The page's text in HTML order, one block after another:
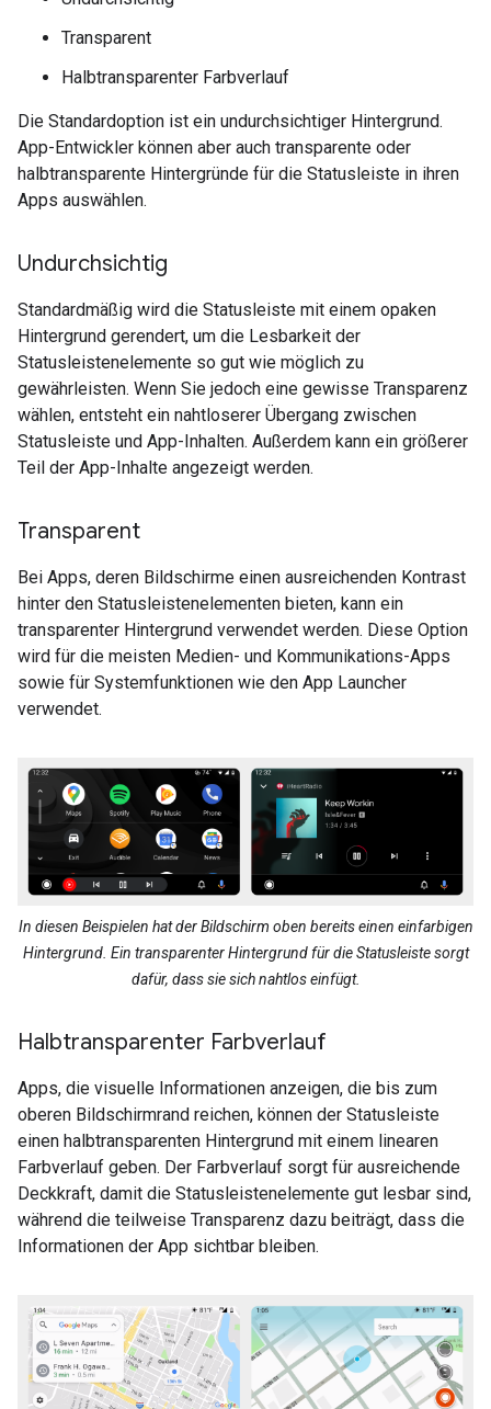
Transparent
Halbtransparenter Farbverlauf
Die Standardoption ist ein undurchsichtiger Hintergrund.
App-Entwickler können aber auch transparente oder
halbtransparente Hintergründe für die Statusleiste in ihren
Apps auswählen.
Undurchsichtig
Standardmäßig wird die Statusleiste mit einem opaken
Hintergrund gerendert, um die Lesbarkeit der
Statusleistenelemente so gut wie möglich zu
gewährleisten. Wenn Sie jedoch eine gewisse Transparenz
wählen, entsteht ein nahtloserer Übergang zwischen
Statusleiste und App-Inhalten. Außerdem kann ein größerer
Teil der App-Inhalte angezeigt werden.
Transparent
Bei Apps, deren Bildschirme einen ausreichenden Kontrast
hinter den Statusleistenelementen bieten, kann ein
transparenter Hintergrund verwendet werden. Diese Option
wird für die meisten Medien- und Kommunikations-Apps
sowie für Systemfunktionen wie den App Launcher
verwendet.
In diesen Beispielen hat der Bildschirm oben bereits einen einfarbigen
Hintergrund. Ein transparenter Hintergrund für die Statusleiste sorgt
dafür, dass sie sich nahtlos einfügt.
Halbtransparenter Farbverlauf
Apps, die visuelle Informationen anzeigen, die bis zum
oberen Bildschirmrand reichen, können der Statusleiste
einen halbtransparenten Hintergrund mit einem linearen
Farbverlauf geben. Der Farbverlauf sorgt für ausreichende
Deckkraft, damit die Statusleistenelemente gut lesbar sind,
während die teilweise Transparenz dazu beiträgt, dass die
Informationen der App sichtbar bleiben.